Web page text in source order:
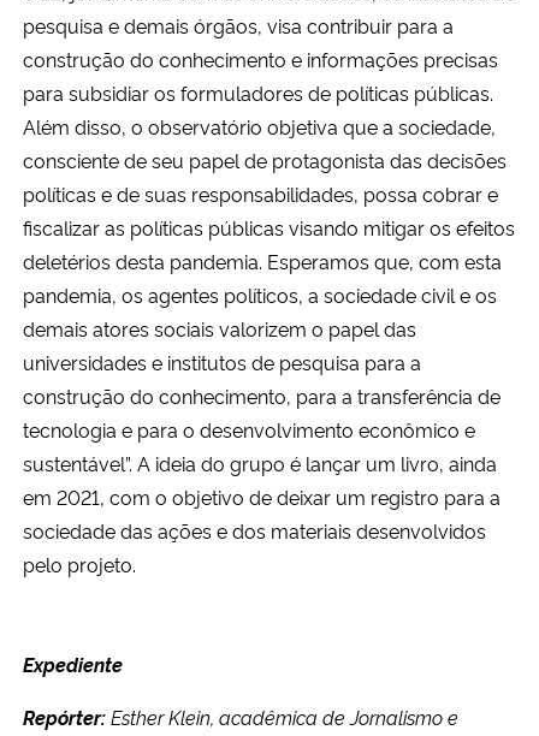
pesquisa e demais órgãos, visa contribuir para a
construção do conhecimento e informações precisas
para subsidiar os formuladores de políticas públicas.
Além disso, o observatório objetiva que a sociedade,
consciente de seu papel de protagonista das decisões
políticas e de suas responsabilidades, possa cobrar e
fiscalizar as políticas públicas visando mitigar os efeitos
deletérios desta pandemia. Esperamos que, com esta
pandemia, os agentes políticos, a sociedade civil e os
demais atores sociais valorizem o papel das
universidades e institutos de pesquisa para a
construção do conhecimento, para a transferência de
tecnologia e para o desenvolvimento econômico e
sustentável”. A ideia do grupo é lançar um livro, ainda
em 2021, com o objetivo de deixar um registro para a
sociedade das ações e dos materiais desenvolvidos
pelo projeto.
Expediente
Repórter:Esther Klein, acadêmica de Jornalismo e